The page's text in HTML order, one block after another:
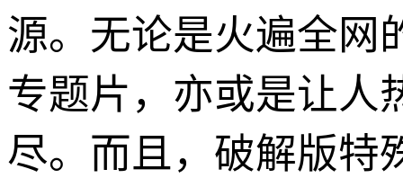
源。无论是火遍全网
专题片，亦或是让人
尽。而且，破解版特